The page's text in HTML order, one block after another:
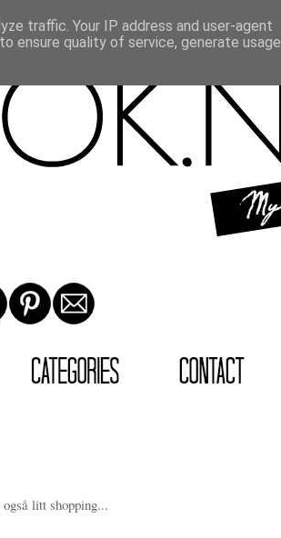
litt shopping...
traffic. Your IP address and user-agent
ensure quality of service, generate usage